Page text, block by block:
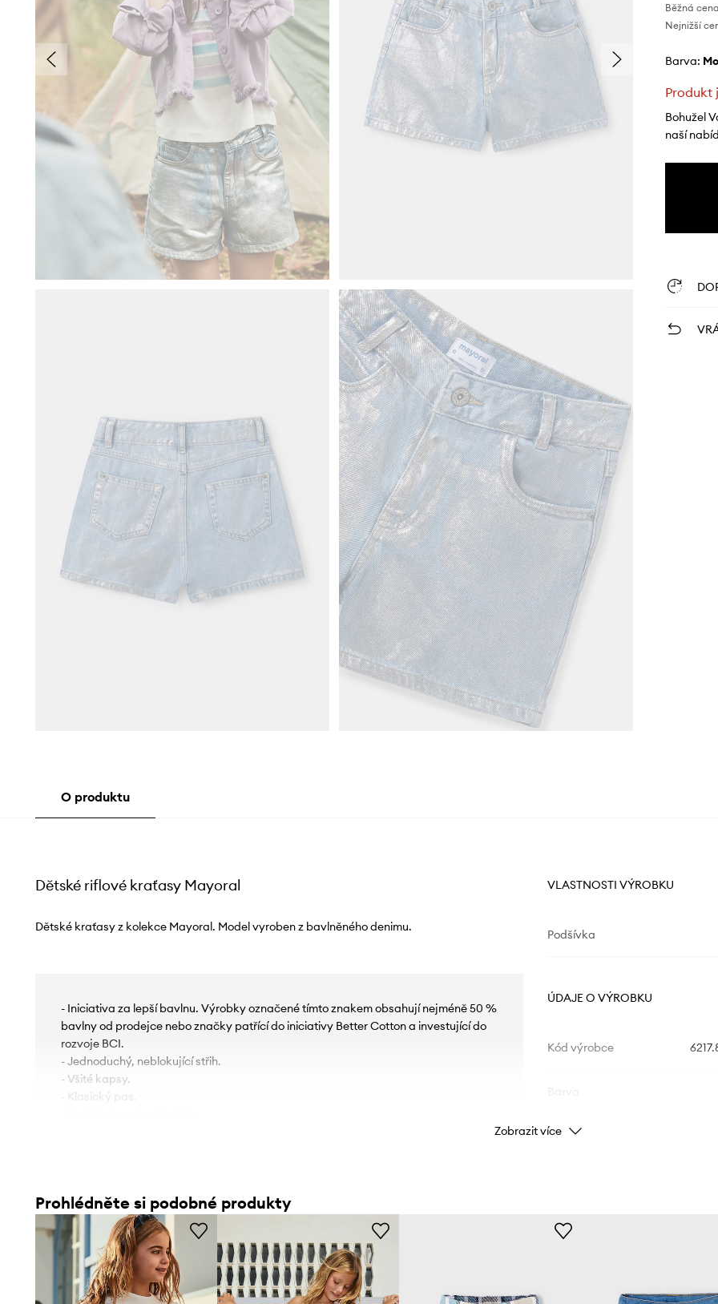
Běžná
Nejnižší
Barva:
Produkt
Bohužel
naší
O produktu
Dětské riflové kraťasy Mayoral
Dětské kraťasy z kolekce Mayoral. Model vyroben z bavlněného denimu.
- Iniciativa za lepší bavlnu. Výrobky označené tímto znakem obsahují nejméně 50 %
bavlny od prodejce nebo značky patřící do iniciativy Better Cotton a investující do
rozvoje BCI.
- Jednoduchý, neblokující střih.
- Všité kapsy.
- Klasický pas.
VLASTNOSTI VÝROBKU
Podšívka
ÚDAJE O VÝROBKU
Kód výrobce
Značka
ID produktu
Zobrazit více
Prohlédněte si podobné produkty